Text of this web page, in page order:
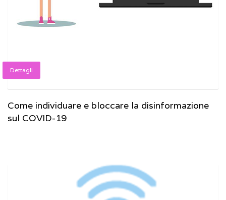
Dettagli
Come individuare e bloccare la disinformazione
sul COVID-19